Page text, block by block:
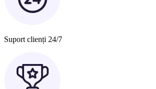
Suport clienți 24/7